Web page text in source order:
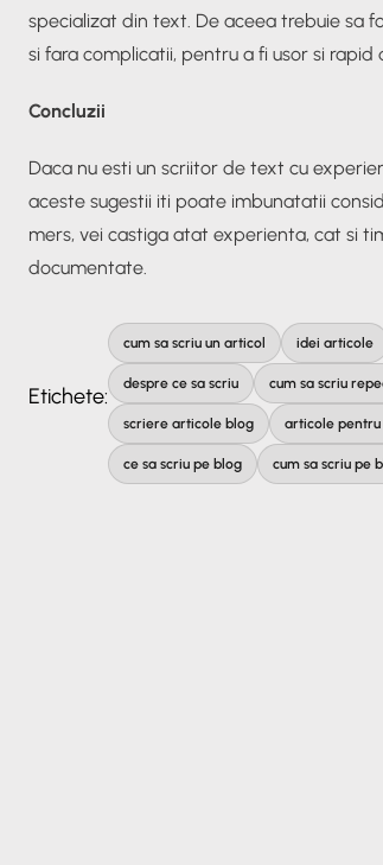
specializat din text. De aceea trebuie sa
si fara complicatii, pentru a fi usor si rapid
Concluzii
Daca nu esti un scriitor de text cu
aceste sugestii iti poate imbunatatii
mers, vei castiga atat experienta, cat si
documentate.
Etichete:
cum sa scriu un articol idei articole
despre ce sa scriu cum sa scriu
scriere articole blog articole pentru
ce sa scriu pe blog cum sa scriu pe